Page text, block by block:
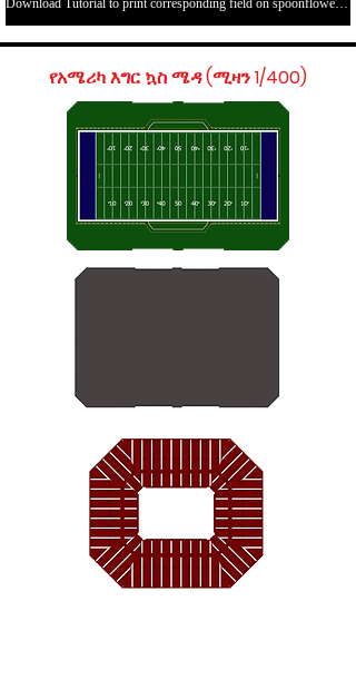
የአሜሪካ እግር ኳስ ሜዳ (ሚዛን 1/400)